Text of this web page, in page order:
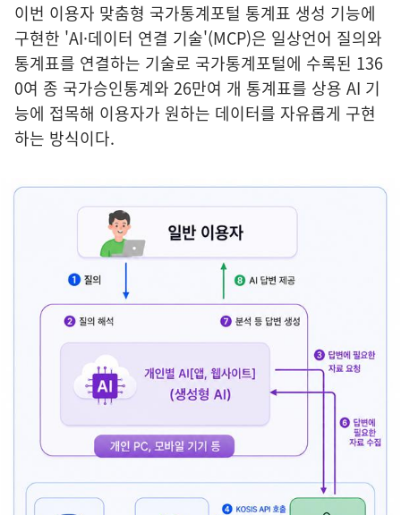
이번 이용자 맞춤형 국가통계포털 통계표 생성 기능에
구현한 'AI·데이터 연결 기술'(MCP)은 일상언어 질의와
통계표를 연결하는 기술로 국가통계포털에 수록된 136
0여 종 국가승인통계와 26만여 개 통계표를 상용 AI 기
능에 접목해 이용자가 원하는 데이터를 자유롭게 구현
하는 방식이다.